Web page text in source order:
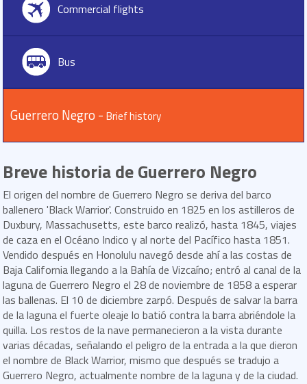
Commercial flights
Bus
Guerrero Negro -Brief history
Breve historia de Guerrero Negro
El origen del nombre de Guerrero Negro se deriva del barco
ballenero 'Black Warrior'. Construido en 1825 en los astilleros de
Duxbury, Massachusetts, este barco realizó, hasta 1845, viajes
de caza en el Océano Indico y al norte del Pacífico hasta 1851.
Vendido después en Honolulu navegó desde ahí a las costas de
Baja California llegando a la Bahía de Vizcaíno; entró al canal de la
laguna de Guerrero Negro el 28 de noviembre de 1858 a esperar
las ballenas. El 10 de diciembre zarpó. Después de salvar la barra
de la laguna el fuerte oleaje lo batió contra la barra abriéndole la
quilla. Los restos de la nave permanecieron a la vista durante
varias décadas, señalando el peligro de la entrada a la que dieron
el nombre de Black Warrior, mismo que después se tradujo a
Guerrero Negro, actualmente nombre de la laguna y de la ciudad.